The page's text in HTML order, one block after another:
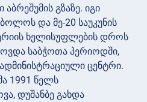
გზაზე. იგი
და მე-20 საუკუნის
ხელისუფლების დროს
საბჭოთა პერიოდში,
ცენტრი.
1991 წელს
დუშანბე გახდა